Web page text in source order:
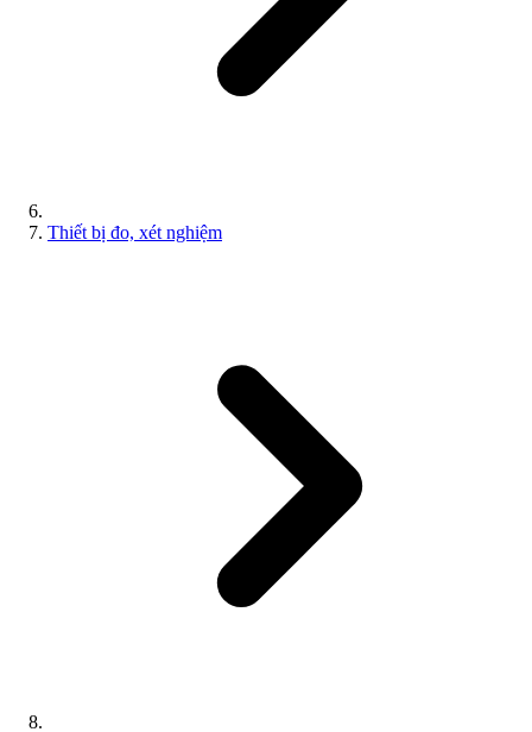
Thiết bị đo, xét nghiệm